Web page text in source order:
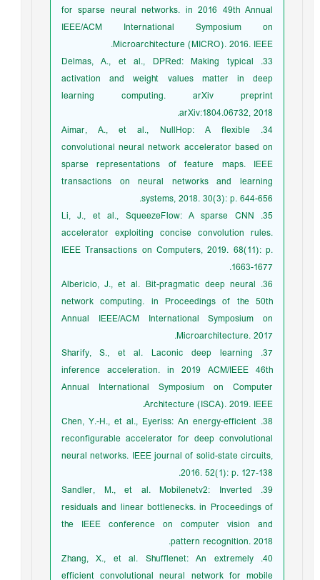
for sparse neural networks. in 2016 49th Annual
IEEE/ACM International Symposium on
Microarchitecture (MICRO). 2016. IEEE.
33. Delmas, A., et al., DPRed: Making typical
activation and weight values matter in deep
learning computing. arXiv preprint
arXiv:1804.06732, 2018.
34. Aimar, A., et al., NullHop: A flexible
convolutional neural network accelerator based on
sparse representations of feature maps. IEEE
transactions on neural networks and learning
systems, 2018. 30(3): p. 644-656.
35. Li, J., et al., SqueezeFlow: A sparse CNN
accelerator exploiting concise convolution rules.
IEEE Transactions on Computers, 2019. 68(11): p.
1663-1677.
36. Albericio, J., et al. Bit-pragmatic deep neural
network computing. in Proceedings of the 50th
Annual IEEE/ACM International Symposium on
Microarchitecture. 2017.
37. Sharify, S., et al. Laconic deep learning
inference acceleration. in 2019 ACM/IEEE 46th
Annual International Symposium on Computer
Architecture (ISCA). 2019. IEEE.
38. Chen, Y.-H., et al., Eyeriss: An energy-efficient
reconfigurable accelerator for deep convolutional
neural networks. IEEE journal of solid-state circuits,
2016. 52(1): p. 127-138.
39. Sandler, M., et al. Mobilenetv2: Inverted
residuals and linear bottlenecks. in Proceedings of
the IEEE conference on computer vision and
pattern recognition. 2018.
40. Zhang, X., et al. Shufflenet: An extremely
efficient convolutional neural network for mobile